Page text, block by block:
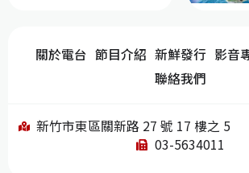
關於電台 節目介紹 新鮮發行 影音
聯絡我們
新竹市東區關新路 27 號 17 樓之 5
03-5634011